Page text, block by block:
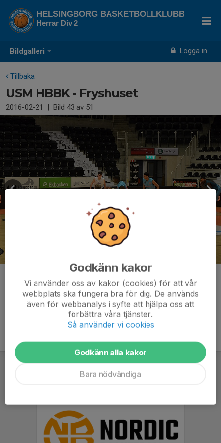
Bildgalleri Logga in
HELSINGBORG BASKETBOLLKLUBB
Herrar Div 2
Tillbaka
USM HBBK - Fryshuset
2016-02-21 | Bild 43 av 51
Kommentarer
Godkänn kakor
Vi använder oss av kakor (cookies) för att vår
webbplats ska fungera bra för dig. De används
även för webbanalys i syfte att hjälpa oss att
förbättra våra tjänster.
Så använder vi cookies
Godkänn alla kakor
Bara nödvändiga